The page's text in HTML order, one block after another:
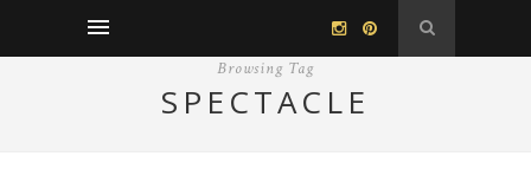
Browsing Tag
SPECTACLE